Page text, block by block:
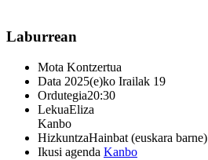
Laburrean
Mota Kontzertua
Data 2025(e)ko Irailak 19
Ordutegia20:30
LekuaEliza
Kanbo
HizkuntzaHainbat (euskara barne)
Ikusi agenda Kanbo